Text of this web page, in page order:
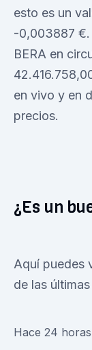
esto es un
-0,003887 €.
BERA en
en vivo y en
precios.
¿Es un
Aquí puedes
de las
Hace 24 horas